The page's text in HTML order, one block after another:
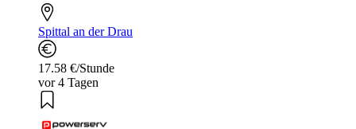
Spittal an der Drau
17.58 €/Stunde
vor 4 Tagen